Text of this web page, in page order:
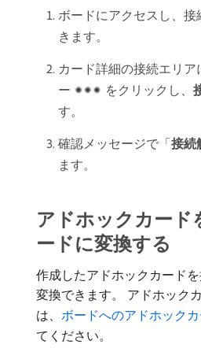
ボードにアクセスし、
きます。
カード詳細の接続エリア
ー
をクリックし、
す。
確認メッセージで「接続
ます。
アドホックカード
ードに変換する
作成したアドホックカード
変換できます。 アドホック
は、 ボードへのアドホック
てください。